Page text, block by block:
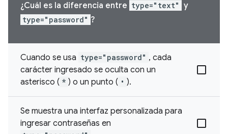
¿Cuál es la diferencia entre type="text" y
type="password" ?
Cuando se usa type="password" , cada
carácter ingresado se oculta con un
asterisco ( * ) o un punto ( • ).
Se muestra una interfaz personalizada para
ingresar contraseñas en